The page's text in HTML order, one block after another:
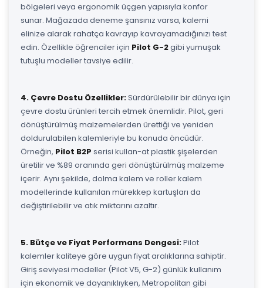
bölgeleri veya ergonomik üçgen yapısıyla konfor
sunar. Mağazada deneme şansınız varsa, kalemi
elinize alarak rahatça kavrayıp kavrayamadığınızı test
edin. Özellikle öğrenciler için Pilot G-2gibi yumuşak
tutuşlu modeller tavsiye edilir.
4. Çevre Dostu Özellikler:Sürdürülebilir bir dünya için
çevre dostu ürünleri tercih etmek önemlidir. Pilot, geri
dönüştürülmüş malzemelerden ürettiği ve yeniden
doldurulabilen kalemleriyle bu konuda öncüdür.
Örneğin, Pilot B2P serisi kullan-at plastik şişelerden
üretilir ve %89 oranında geri dönüştürülmüş malzeme
içerir. Aynı şekilde, dolma kalem ve roller kalem
modellerinde kullanılan mürekkep kartuşları da
değiştirilebilir ve atık miktarını azaltır.
5. Bütçe ve Fiyat Performans Dengesi:Pilot
kalemler kaliteye göre uygun fiyat aralıklarına sahiptir.
Giriş seviyesi modeller (Pilot V5, G-2) günlük kullanım
için ekonomik ve dayanıklıyken, Metropolitan gibi